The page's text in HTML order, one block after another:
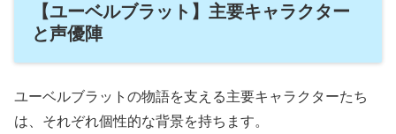
【ユーベルブラット】主要キャラクター
と声優陣
ユーベルブラットの物語を支える主要キャラクターたち
は、それぞれ個性的な背景を持ちます。